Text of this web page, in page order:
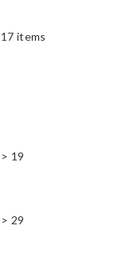
17 items
> 19
> 29